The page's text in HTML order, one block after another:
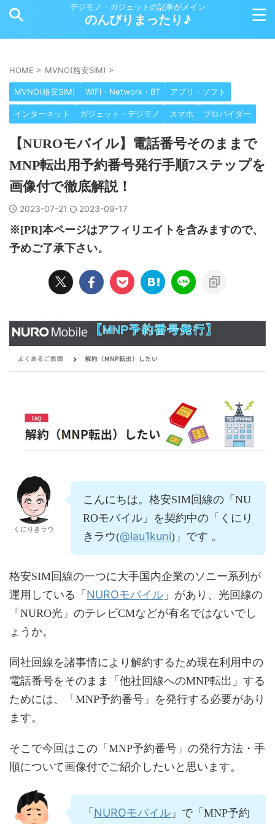
デジモノ・ガジェットの記事がメイン
のんびりまったり♪
HOME > MVNO(格安SIM) >
MVNO(格安SIM) WiFi・Network・BT アプリ・ソフト
インターネット ガジェット・デジモノ スマホ プロバイダー
【NUROモバイル】電話番号そのままで
MNP転出用予約番号発行手順7ステップを
画像付で徹底解説！
2023-07-21 2023-09-17
※[PR]本ページはアフィリエイトを含みますので、
予めご了承下さい。
くにりきラウ
こんにちは。格安SIM回線の「NU
ROモバイル」を契約中の「くにり
きラウ(@lau1kuni)」です 。
格安SIM回線の一つに大手国内企業のソニー系列が
運用している「 NUROモバイル 」があり、光回線の
「NURO光」のテレビCMなどが有名ではないでし
ょうか。
同社回線を諸事情により解約するため現在利用中の
電話番号をそのまま「他社回線へのMNP転出」する
ためには、「MNP予約番号」を発行する必要があり
ます。
そこで今回はこの「MNP予約番号」の発行方法・手
順について画像付でご紹介したいと思います。
「 NUROモバイル 」で「MNP予約